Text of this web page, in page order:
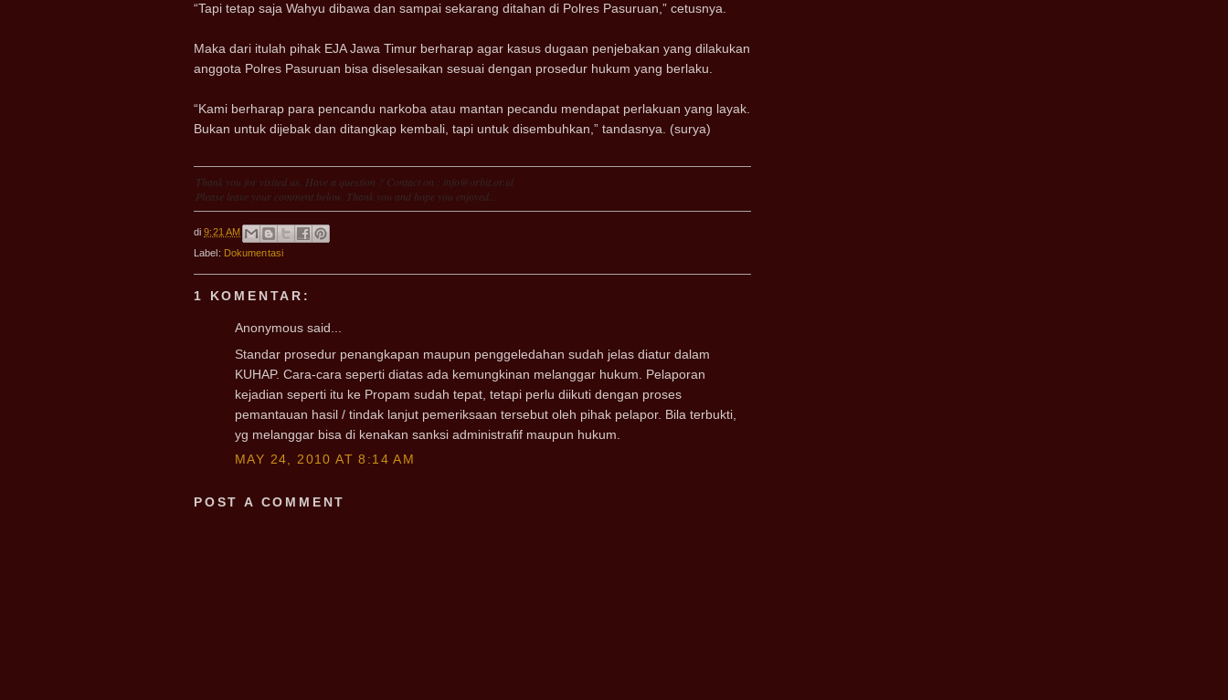
“Tapi tetap saja Wahyu dibawa dan sampai sekarang ditahan di Polres Pasuruan,” cetusnya.
Maka dari itulah pihak EJA Jawa Timur berharap agar kasus dugaan penjebakan yang dilakukan
anggota Polres Pasuruan bisa diselesaikan sesuai dengan prosedur hukum yang berlaku.
“Kami berharap para pencandu narkoba atau mantan pecandu mendapat perlakuan yang layak.
Bukan untuk dijebak dan ditangkap kembali, tapi untuk disembuhkan,” tandasnya. (surya)
Thank you for visited us, Have a question ? Contact on : info@orbit.or.id
Please leave your comment below. Thank you and hope you enjoyed...
di9:21 AM
Label: Dokumentasi
1 KOMENTAR:
Anonymous said...
Standar prosedur penangkapan maupun penggeledahan sudah jelas diatur dalam
KUHAP. Cara-cara seperti diatas ada kemungkinan melanggar hukum. Pelaporan
kejadian seperti itu ke Propam sudah tepat, tetapi perlu diikuti dengan proses
pemantauan hasil / tindak lanjut pemeriksaan tersebut oleh pihak pelapor. Bila terbukti,
yg melanggar bisa di kenakan sanksi administrafif maupun hukum.
MAY 24, 2010 AT 8:14 AM
POST A COMMENT